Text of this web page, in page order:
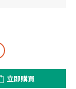
立即購買